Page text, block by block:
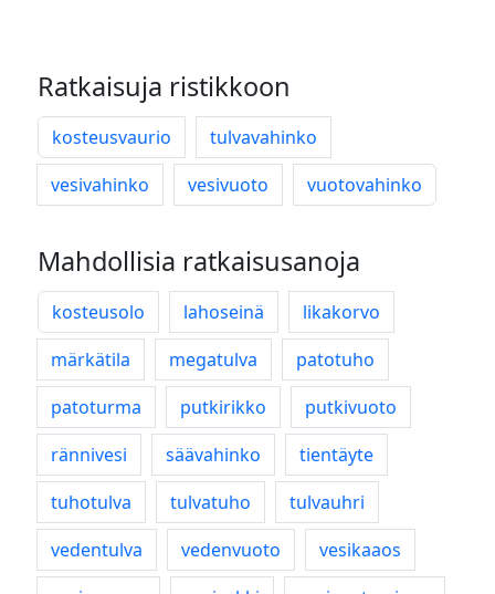
Ratkaisuja ristikkoon
kosteusvaurio
tulvavahinko
vesivahinko
vesivuoto vuotovahinko
Mahdollisia ratkaisusanoja
kosteusolo lahoseinä
likakorvo
märkätila
megatulva
patotuho
patoturma
putkirikko
putkivuoto
rännivesi
säävahinko
tientäyte
tuhotulva
tulvatuho
tulvauhri
vedentulva
vedenvuoto
vesikaaos